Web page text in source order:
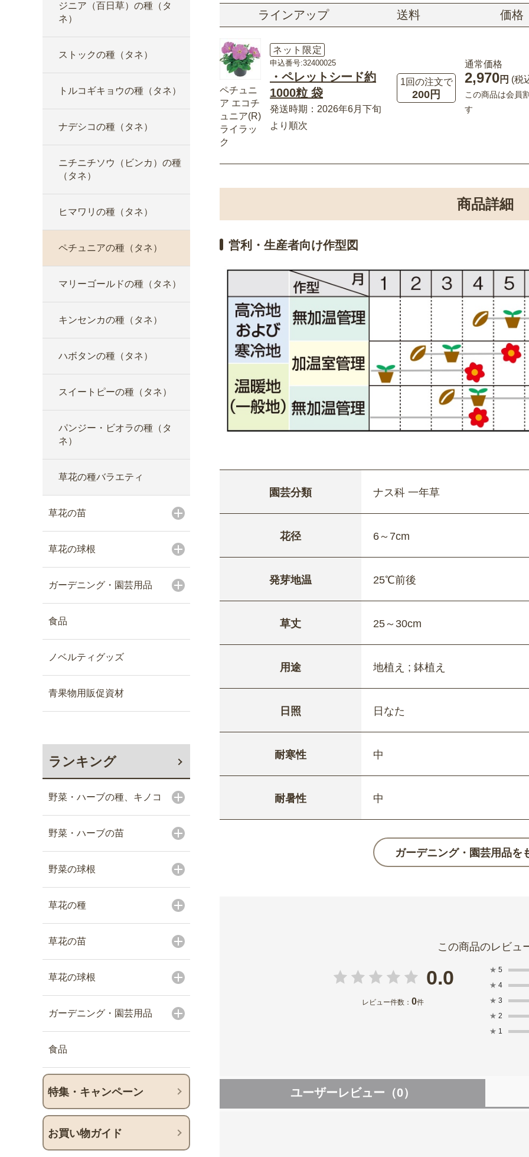
ジニア（百日草）の種（タ
ネ）
ストックの種（タネ）
トルコギキョウの種（タネ）
ナデシコの種（タネ）
ニチニチソウ（ビンカ）の種
（タネ）
ヒマワリの種（タネ）
ペチュニアの種（タネ）
マリーゴールドの種（タネ）
キンセンカの種（タネ）
ハボタンの種（タネ）
スイートピーの種（タネ）
パンジー・ビオラの種（タ
ネ）
草花の種バラエティ
草花の苗
草花の球根
ガーデニング・園芸用品
食品
ノベルティグッズ
青果物用販促資材
ランキング
野菜・ハーブの種、キノコ
野菜・ハーブの苗
野菜の球根
草花の種
草花の苗
草花の球根
ガーデニング・園芸用品
食品
特集・キャンペーン
お買い物ガイド
ラインアップ 送料 価格
ペチュニ
ア エコチ
ュニア(R)
ライラッ
ク
ネット限定
申込番号:32400025
・ペレットシード約
1000粒 袋
発送時期：2026年6月下旬
より順次
1回の注文で
200円
通常価格
2,970円 (税
この商品は会員
す
商品詳細
営利・生産者向け作型図
園芸分類 ナス科 一年草
花径 6～7cm
発芽地温 25℃前後
草丈 25～30cm
用途 地植え ; 鉢植え
日照 日なた
耐寒性 中
耐暑性 中
ガーデニング・園芸用品を
0.0
レビュー件数： 0件
★ 5
★ 4
★ 3
★ 2
★ 1
ユーザーレビュー （0）